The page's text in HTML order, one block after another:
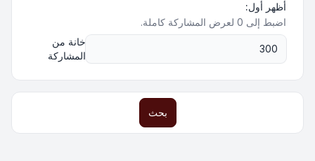
أظهر أول:
اضبط إلى 0 لعرض المشاركة كاملة.
خانة من
المشاركة
بحث